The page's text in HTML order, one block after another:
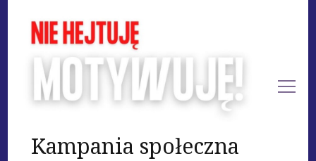
Kampania społeczna